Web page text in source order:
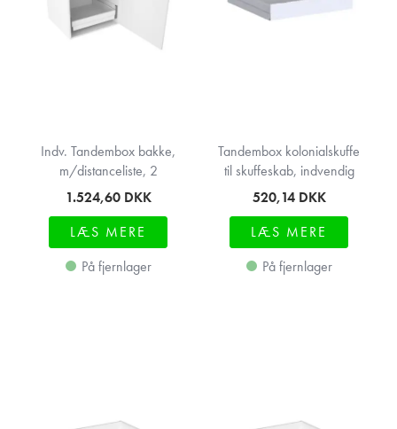
Indv. Tandembox bakke,
m/distanceliste, 2
1.524,60 DKK
LÆS MERE
På fjernlager
Tandembox kolonialskuffe
til skuffeskab, indvendig
520,14 DKK
LÆS MERE
På fjernlager